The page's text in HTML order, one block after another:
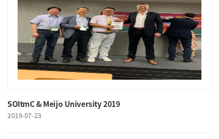
SOItmC & Meijo University 2019
2019-07-23